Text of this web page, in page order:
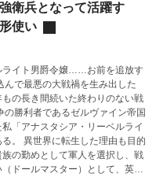
衛兵となって活躍す
使い
ライト男爵令嬢……お前を追放す
もの長き間続いた終わりのない戦
勝利者であるゼルヴァイン帝国
「アナスタシア・リーベルライ
。 異世界に転生した理由も目的
の勤めとして軍人を選択し、戦
ドールマスター）として、英雄